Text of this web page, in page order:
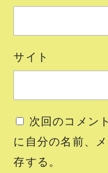
サイト
次回のコメン
に自分の名前、
存する。